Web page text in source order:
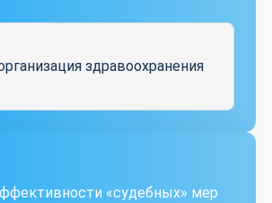
здравоохранения
«судебных» мер